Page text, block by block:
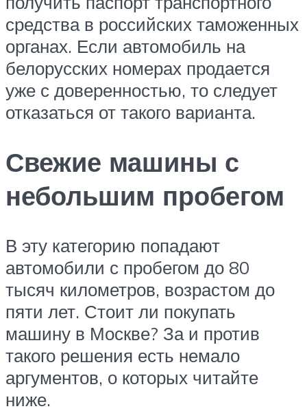
средства в российских таможенных
органах. Если автомобиль на
белорусских номерах продается
уже с доверенностью, то следует
отказаться от такого варианта.
Свежие машины с
небольшим пробегом
В эту категорию попадают
автомобили с пробегом до 80
тысяч километров, возрастом до
пяти лет. Стоит ли покупать
машину в Москве? За и против
такого решения есть немало
аргументов, о которых читайте
ниже.